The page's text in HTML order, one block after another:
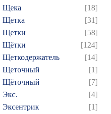
Щека
[18]
Щетка
[31]
Щетки
[58]
Щётки
[124]
Щеткодержатель
[14]
Щеточный
[1]
Щёточный
[7]
Экс.
[4]
Эксентрик
[1]